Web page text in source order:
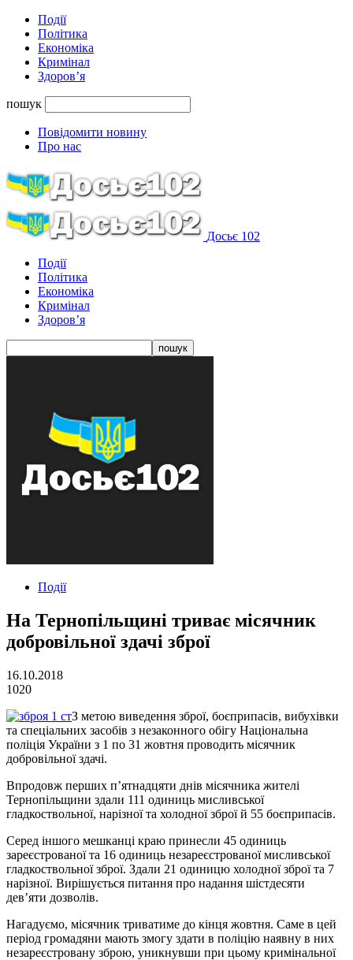
Події
Політика
Економіка
Кримінал
Здоров’я
пошук
Повідомити новину
Про нас
Досьє 102
Події
Політика
Економіка
Кримінал
Здоров’я
Події
На Тернопільщині триває місячник
добровільної здачі зброї
16.10.2018
1020
З метою виведення зброї, боєприпасів, вибухівки
та спеціальних засобів з незаконного обігу Національна
поліція України з 1 по 31 жовтня проводить місячник
добровільної здачі.
Впродовж перших п’ятнадцяти днів місячника жителі
Тернопільщини здали 111 одиниць мисливської
гладкоствольної, нарізної та холодної зброї й 55 боєприпасів.
Серед іншого мешканці краю принесли 45 одиниць
зареєстрованої та 16 одиниць незареєстрованої мисливської
гладкоствольної зброї. Здали 21 одиницю холодної зброї та 7
нарізної. Вирішується питання про надання шістдесяти
дев’яти дозволів.
Нагадуємо, місячник триватиме до кінця жовтня. Саме в цей
період громадяни мають змогу здати в поліцію наявну в них
незареєстровану зброю, уникнувши при цьому кримінальної